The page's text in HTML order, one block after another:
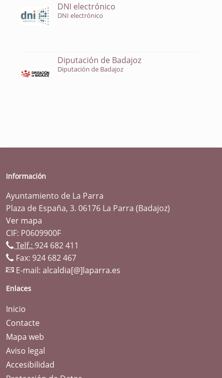
DNI electrónico
DNI electrónico
Diputación de Badajoz
Diputación de Badajoz
Información
Ayuntamiento de La Parra
Plaza de España, 3. 06176 La Parra (Badajoz)
Ver mapa
CIF: P0609900F
Telf.: 924 682 411
Fax: 924 682 467
E-mail: alcaldia[@]laparra.es
Enlaces
Inicio
Contacte
Mapa web
Aviso legal
Accesibilidad